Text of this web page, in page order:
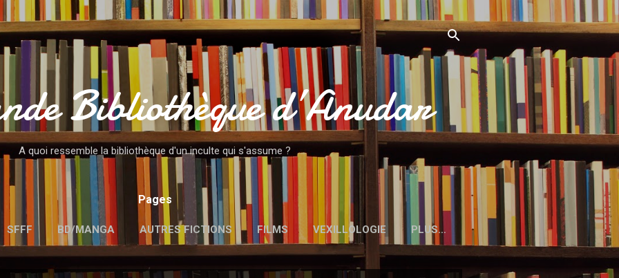
Accéder au contenu principal
Bibliothèque d’Anudar
A quoi ressemble la bibliothèque d'un inculte qui s'assume ?
Pages
SFFF BD/MANGA AUTRES FICTIONS FILMS VEXILLOLOGIE PLUS…
MENTIONS LÉGALES